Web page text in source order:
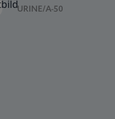
URINE/A-50